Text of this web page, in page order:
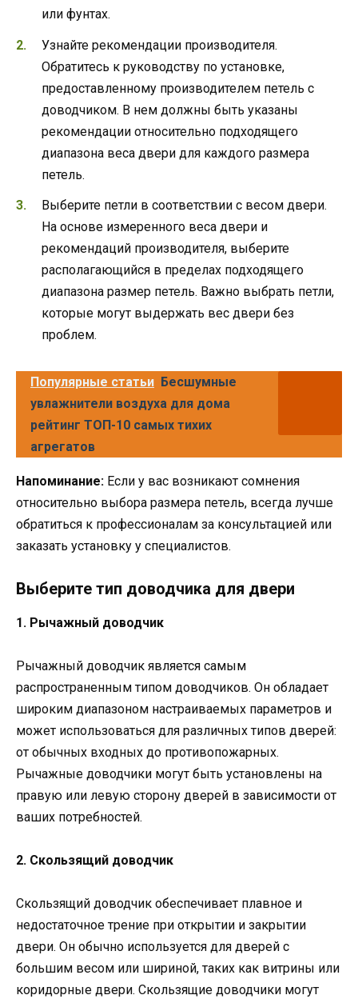
или фунтах.
Узнайте рекомендации производителя.
Обратитесь к руководству по установке,
предоставленному производителем петель с
доводчиком. В нем должны быть указаны
рекомендации относительно подходящего
диапазона веса двери для каждого размера
петель.
Выберите петли в соответствии с весом двери.
На основе измеренного веса двери и
рекомендаций производителя, выберите
располагающийся в пределах подходящего
диапазона размер петель. Важно выбрать петли,
которые могут выдержать вес двери без
проблем.
Популярные статьи Бесшумные
увлажнители воздуха для дома
рейтинг ТОП-10 самых тихих
агрегатов
Напоминание: Если у вас возникают сомнения
относительно выбора размера петель, всегда лучше
обратиться к профессионалам за консультацией или
заказать установку у специалистов.
Выберите тип доводчика для двери
1. Рычажный доводчик
Рычажный доводчик является самым
распространенным типом доводчиков. Он обладает
широким диапазоном настраиваемых параметров и
может использоваться для различных типов дверей:
от обычных входных до противопожарных.
Рычажные доводчики могут быть установлены на
правую или левую сторону дверей в зависимости от
ваших потребностей.
2. Скользящий доводчик
Скользящий доводчик обеспечивает плавное и
недостаточное трение при открытии и закрытии
двери. Он обычно используется для дверей с
большим весом или шириной, таких как витрины или
коридорные двери. Скользящие доводчики могут